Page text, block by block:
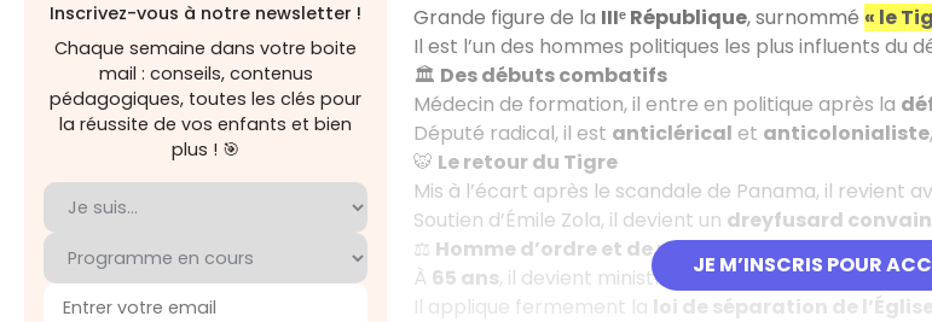
Inscrivez-vous à notre newsletter !
Chaque semaine dans votre boite
mail : conseils, contenus
pédagogiques, toutes les clés pour
la réussite de vos enfants et bien
plus ! 🎯
JE M’INSCRIS POUR
Grande figure de la IIIᵉ République, surnommé « le
Il est l’un des hommes politiques les plus influents du
🏛️ Des débuts combatifs
Médecin de formation, il entre en politique après la
Député radical, il est anticlérical et anticolonialiste
🐯 Le retour du Tigre
Mis à l’écart après le scandale de Panama, il revient
Soutien d’Émile Zola, il devient un dreyfusard
⚖️ Homme d’ordre et de pouvoir
À 65 ans, il devient ministre de l’Intérieur puis
Il applique fermement la loi de séparation de